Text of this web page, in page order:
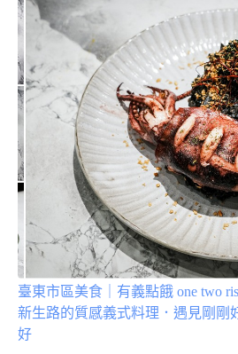
臺東市區美食｜有義點餓 one two
新生路的質感義式料理．遇見剛剛
好